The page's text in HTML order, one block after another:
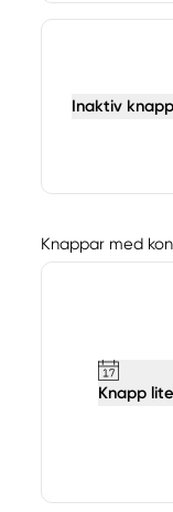
Inaktiv
Knappar med
Knapp